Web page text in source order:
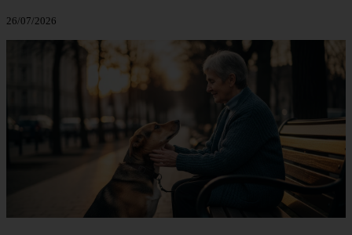
26/07/2026